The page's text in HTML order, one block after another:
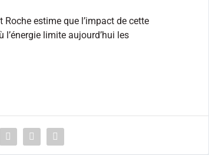
Roche estime que l’impact de cette
limite aujourd’hui les